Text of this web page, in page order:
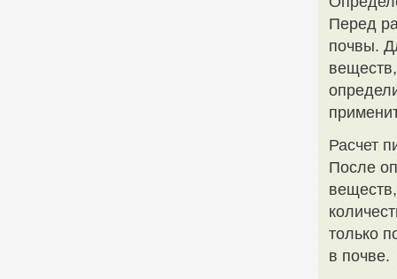
Перед
почвы.
Расчет
После
только
в почве.